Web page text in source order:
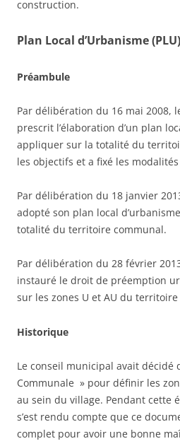
construction.
Plan Local d’Urbanisme (PLU)
Préambule
Par délibération du 16 mai 2008,
prescrit l’élaboration d’un plan
appliquer sur la totalité du
les objectifs et a fixé les
Par délibération du 18 janvier
adopté son plan local
totalité du territoire communal.
Par délibération du 28 février
instauré le droit de préemption
sur les zones U et AU du
Historique
Le conseil municipal avait décidé
Communale » pour définir les
au sein du village. Pendant cette
s’est rendu compte que ce
complet pour avoir une bonne